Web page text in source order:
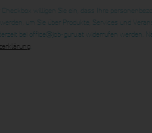
willigen Sie ein, dass Ihre
um Sie über Produkte, Services und
bei office@job-guru.at widerrufen werden.